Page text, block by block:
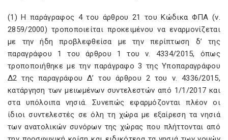
(1) Η παράγραφος 4 του άρθρου 21 του Κώδικα ΦΠΑ (ν.
2859/2000) τροποποιείται προκειμένου να εναρμονίζεται
με την ήδη προβλεφθείσα με την περίπτωση δ’ της
παραγράφου 1 του άρθρου 1 του ν. 4334/2015, όπως
τροποποιήθηκε με την παράγραφο 3 της Υποπαραγράφου
Δ2 της παραγράφου Δ’ του άρθρου 2 του ν. 4336/2015,
κατάργηση των μειωμένων συντελεστών από 1/1/2017 και
στα υπόλοιπα νησιά. Συνεπώς εφαρμόζονται πλέον οι
ίδιοι συντελεστές σε όλη τη χώρα με εξαίρεση τα νησιά
των ανατολικών συνόρων της χώρας που πλήττονται από